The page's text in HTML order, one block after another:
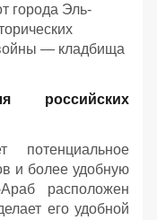
города Эль-
— кладбища
потенциальное
и более удобную
Араб расположен
его удобной